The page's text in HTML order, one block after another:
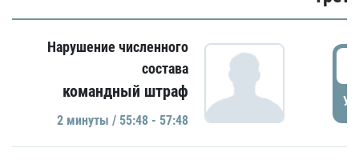
Нарушение численного
состава
командный штраф
2 минуты / 55:48 - 57:48